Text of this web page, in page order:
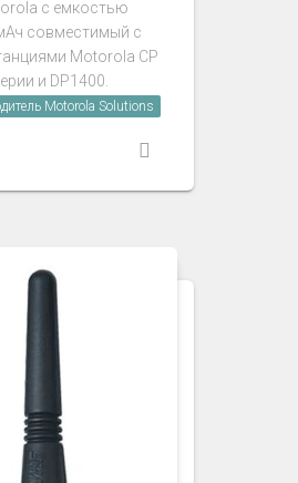
с емкостью
совместимый с
Motorola CP
и DP1400.
Motorola Solutions